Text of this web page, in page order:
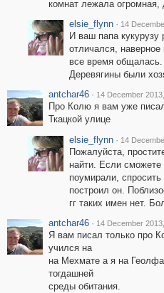
комнат лежала огромная,
elsie_flynn · 14
И ваш папа
отличался,
все время общалась.
Деревягины были
antchar46 · 14 December
Про Колю я вам уже
Ткацкой улице
elsie_flynn · 14
Пожалуйста,
найти. Если сможете
поумирали,
построил он.
гг таких имен нет.
antchar46 · 14 December
Я вам писал только про
учился на
на Мехмате а я на
тогдашней
среды обитания.